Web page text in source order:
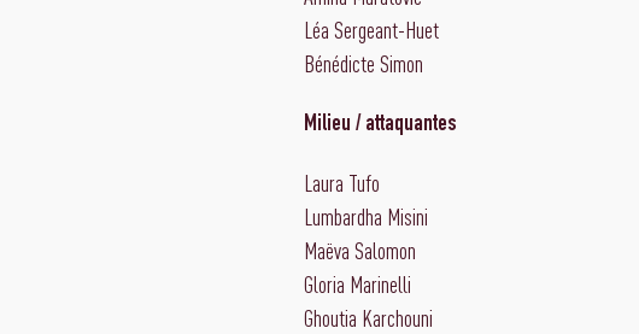
Léa Sergeant-Huet
Bénédicte Simon
Milieu / attaquantes
Laura Tufo
Lumbardha Misini
Maëva Salomon
Gloria Marinelli
Ghoutia Karchouni